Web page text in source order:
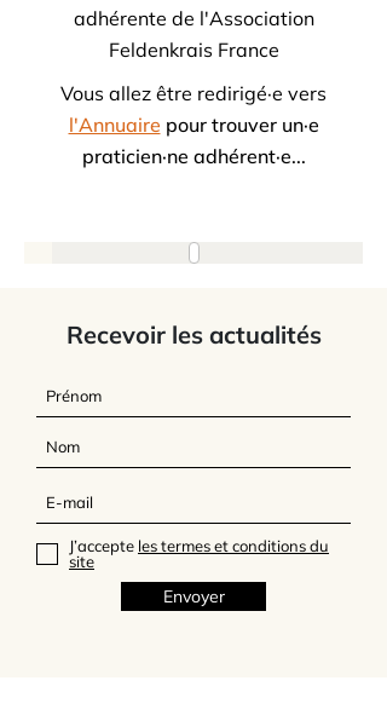
adhérente de l'Association
Feldenkrais France
Vous allez être redirigé·e vers
l'Annuaire pour trouver un·e
praticien·ne adhérent·e...
Recevoir les actualités
J’accepte les termes et conditions du
site
Envoyer